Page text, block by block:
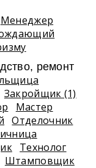
Менеджер
ремонт
Закройщик (1)
Мастер
Отделочник
Технолог
Штамповщик